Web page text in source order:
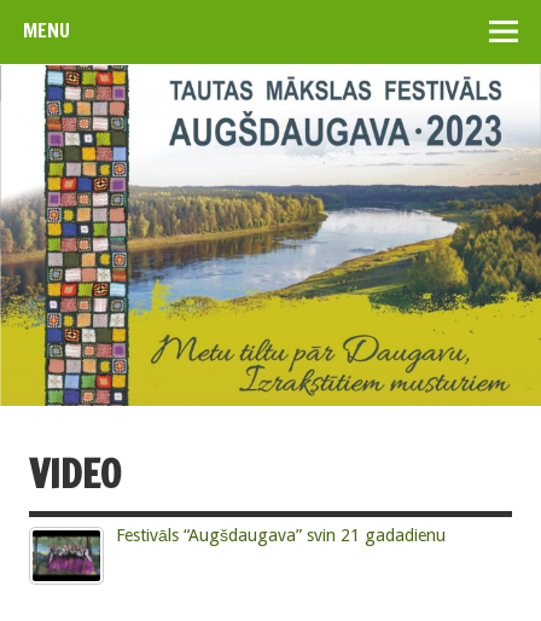
MENU
VIDEO
Festivāls “Augšdaugava” svin 21 gadadienu